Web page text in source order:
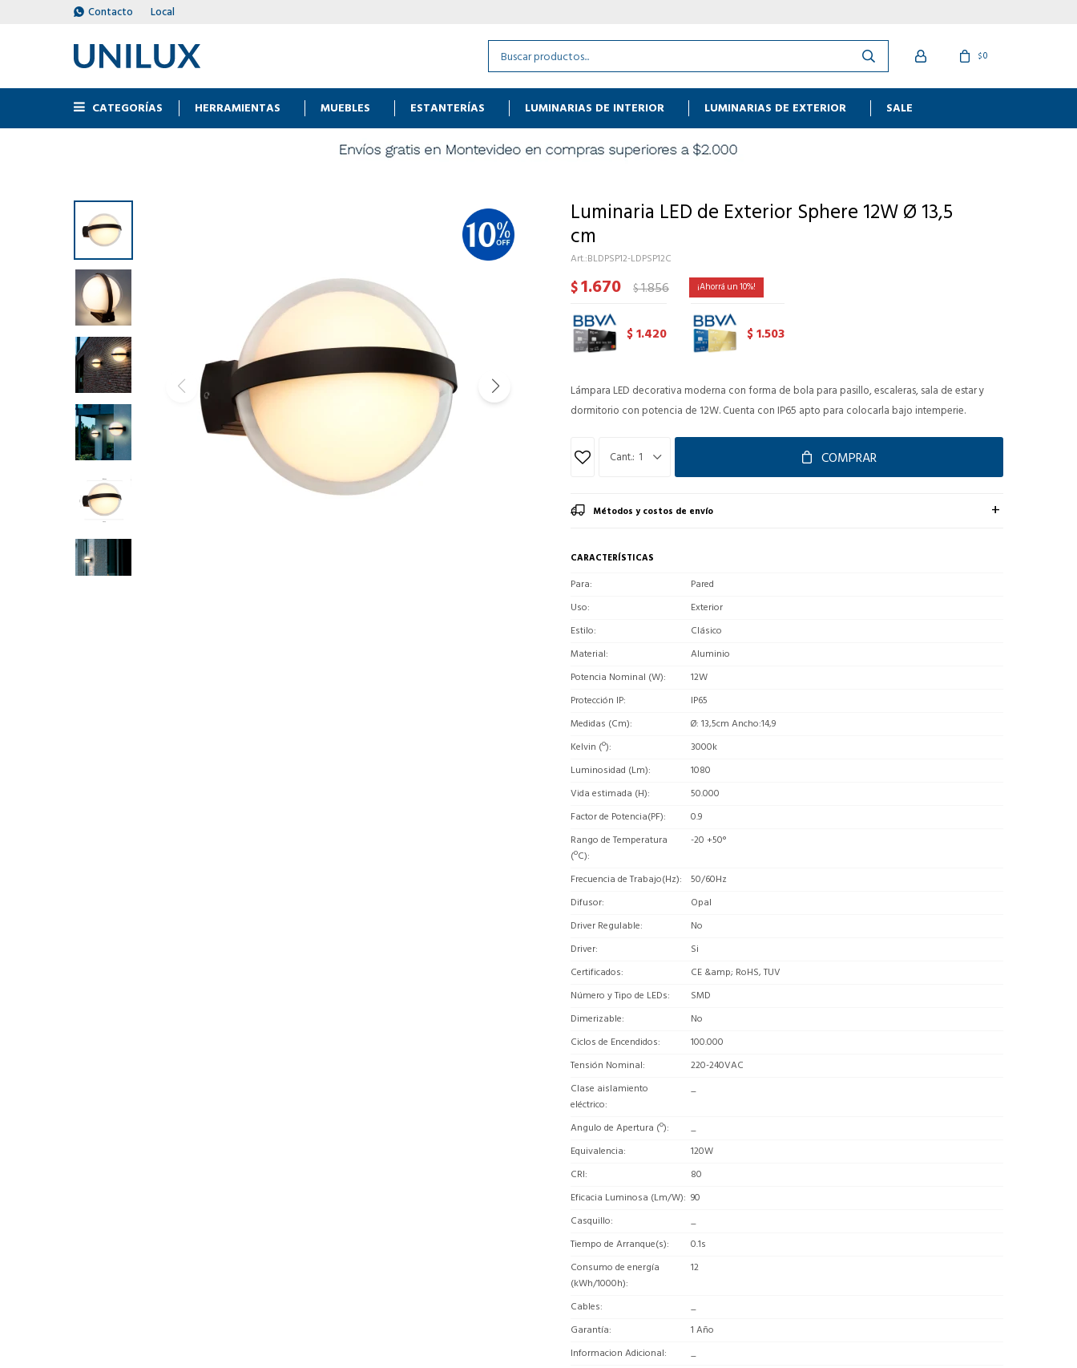
CATEGORÍAS HERRAMIENTAS MUEBLES ESTANTERÍAS LUMINARIAS DE INTERIOR LUMINARIAS DE EXTERIOR SALE
$0
Contacto Local
Luminaria LED de Exterior Sphere 12W Ø 13,5
cm
BLDPSP12-LDPSP12C
$1.670 $1.856 10
$1.420 $1.503
Lámpara LED decorativa moderna con forma de bola para pasillo, escaleras, sala de estar y
dormitorio con potencia de 12W. Cuenta con IP65 apto para colocarla bajo intemperie.
1 COMPRAR
Métodos y costos de envío
CARACTERÍSTICAS
Para
Pared
Uso
Exterior
Estilo
Clásico
Material
Aluminio
Potencia Nominal (W)
12W
Protección IP
IP65
Medidas (Cm)
Ø: 13,5cm Ancho:14,9
Kelvin (º)
3000k
Luminosidad (Lm)
1080
Vida estimada (H)
50.000
Factor de Potencia(PF)
0.9
Rango de Temperatura
(ºC)
-20 +50°
Frecuencia de Trabajo(Hz)
50/60Hz
Difusor
Opal
Driver Regulable
No
Driver
Si
Certificados
CE &amp; RoHS, TUV
Número y Tipo de LEDs
SMD
Dimerizable
No
Ciclos de Encendidos
100.000
Tensión Nominal
220-240VAC
Clase aislamiento
eléctrico
_
Angulo de Apertura (º)
_
Equivalencia
120W
CRI
80
Eficacia Luminosa (Lm/W) 90
Casquillo
_
Tiempo de Arranque(s)
0.1s
Consumo de energía
(kWh/1000h)
12
Cables
_
Garantía
1 Año
Informacion Adicional
_